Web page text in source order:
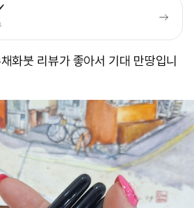
화붓 리뷰가 좋아서 기대 만땅입니